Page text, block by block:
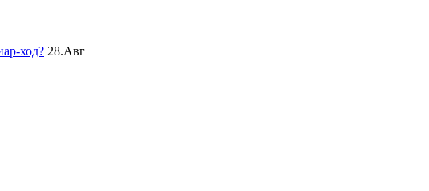
ход? 28.Авг